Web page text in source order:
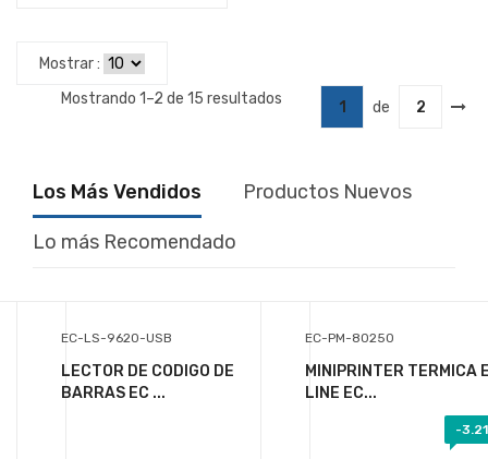
Mostrar :
Mostrando 1–2 de 15 resultados
1 de 2
Los Más Vendidos Productos Nuevos
Lo más Recomendado
EC-LS-9620-USB
LECTOR DE CODIGO DE
BARRAS EC ...
EC-PM-80250
MINIPRINTER TERMICA
LINE EC...
-